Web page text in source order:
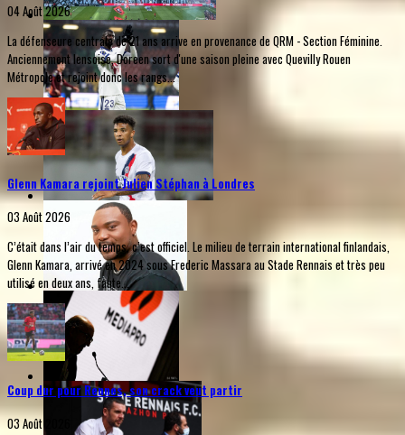
04 Août 2026
La défenseure centrale de 21 ans arrive en provenance de QRM - Section Féminine.
Anciennement lensoise, Doreen sort d'une saison pleine avec Quevilly Rouen
Métropole et rejoint donc les rangs...
Glenn Kamara rejoint Julien Stéphan à Londres
03 Août 2026
C’était dans l’air du temps, c’est officiel. Le milieu de terrain international finlandais,
Glenn Kamara, arrivé en 2024 sous Frederic Massara au Stade Rennais et très peu
utilisé en deux ans, faute...
Coup dur pour Rennes, son crack veut partir
03 Août 2026